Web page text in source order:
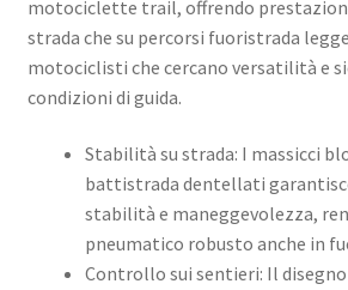
motociclette trail, offrendo
strada che su percorsi fuoristrada
motociclisti che cercano versatilità e
condizioni di guida.
Stabilità su strada: I massicci
battistrada dentellati
stabilità e maneggevolezza,
pneumatico robusto anche in
Controllo sui sentieri: Il